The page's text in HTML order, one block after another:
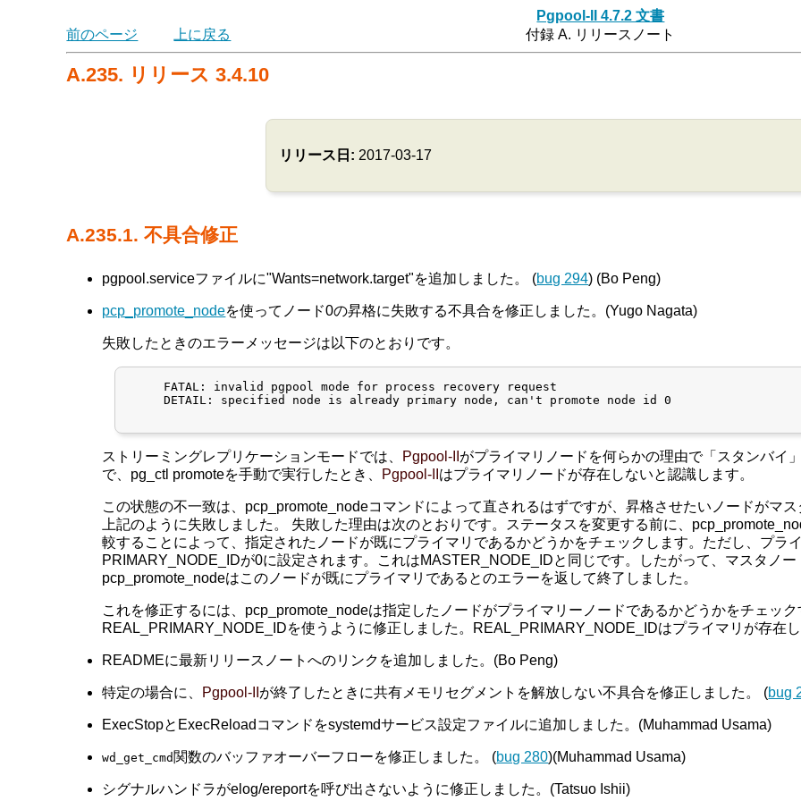
Pgpool-II 4.7.2 文書
前のページ
上に戻る 付録 A. リリースノート
A.235. リリース 3.4.10
リリース日: 2017-03-17
A.235.1. 不具合修正
pgpool.serviceファイルに"Wants=network.target"を追加しました。 (bug 294) (Bo Peng)
pcp_promote_nodeを使ってノード0の昇格に失敗する不具合を修正しました。(Yugo Nagata)
失敗したときのエラーメッセージは以下のとおりです。
     FATAL: invalid pgpool mode for process recovery request
     DETAIL: specified node is already primary node, can't promote node id 0
ストリーミングレプリケーションモードでは、 Pgpool-II がプライマリノードを何らかの理由で「スタンバイ
で、pg_ctl promoteを手動で実行したとき、 Pgpool-II はプライマリノードが存在しないと認識します。
この状態の不一致は、pcp_promote_nodeコマンドによって直されるはずですが、昇格させたいノードがマ
上記のように失敗しました。 失敗した理由は次のとおりです。ステータスを変更する前に、
較することによって、指定されたノードが既にプライマリであるかどうかをチェックします。ただし、プラ
PRIMARY_NODE_IDが0に設定されます。これはMASTER_NODE_IDと同じです。したがって、マスタノー
pcp_promote_nodeはこのノードが既にプライマリであるとのエラーを返して終了しました。
これを修正するには、pcp_promote_nodeは指定したノードがプライマリーノードであるかどうかをチェッ
REAL_PRIMARY_NODE_IDを使うように修正しました。REAL_PRIMARY_NODE_IDはプライマリが存在
READMEに最新リリースノートへのリンクを追加しました。(Bo Peng)
特定の場合に、 Pgpool-II が終了したときに共有メモリセグメントを解放しない不具合を修正しました。 (bug
ExecStopとExecReloadコマンドをsystemdサービス設定ファイルに追加しました。(Muhammad Usama)
wd_get_cmd 関数のバッファオーバーフローを修正しました。 (bug 280)(Muhammad Usama)
シグナルハンドラがelog/ereportを呼び出さないように修正しました。(Tatsuo Ishii)